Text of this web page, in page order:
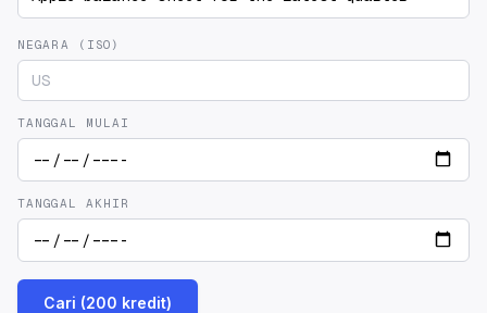
NEGARA (ISO)
TANGGAL MULAI
TANGGAL AKHIR
Cari (200 kredit)